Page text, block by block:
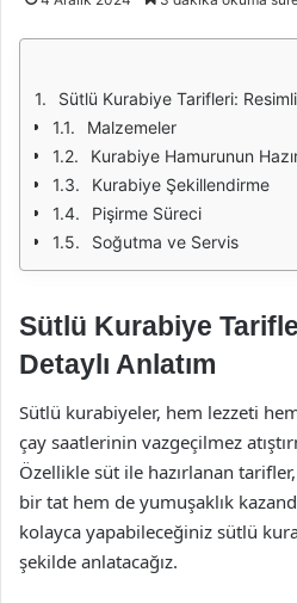
Sütlü Kurabiye Tarifleri:
Malzemeler
Kurabiye Hamurunun
Kurabiye Şekillendirme
Pişirme Süreci
Soğutma ve Servis
Sütlü Kurabiye
Detaylı Anlatım
Sütlü kurabiyeler, hem lezzeti
çay saatlerinin vazgeçilmez
Özellikle süt ile hazırlanan
bir tat hem de yumuşaklık
kolayca yapabileceğiniz sütlü
şekilde anlatacağız.